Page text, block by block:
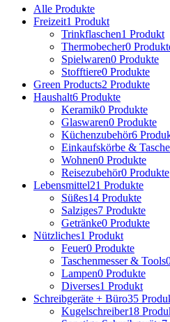
Alle Produkte
Freizeit1 Produkt
Trinkflaschen1 Produkt
Thermobecher0
Spielwaren0 Produkte
Stofftiere0 Produkte
Green Products2 Produkte
Haushalt6 Produkte
Keramik0 Produkte
Glaswaren0 Produkte
Küchenzubehör6
Einkaufskörbe &
Wohnen0 Produkte
Reisezubehör0 Produkte
Lebensmittel21 Produkte
Süßes14 Produkte
Salziges7 Produkte
Getränke0 Produkte
Nützliches1 Produkt
Feuer0 Produkte
Taschenmesser & Tools
Lampen0 Produkte
Diverses1 Produkt
Schreibgeräte + Büro35
Kugelschreiber18